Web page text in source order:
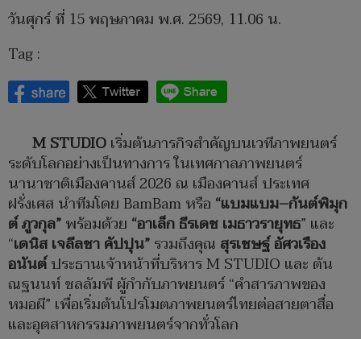
วันศุกร์ ที่ 15 พฤษภาคม พ.ศ. 2569, 11.06 น.
Tag :
M STUDIOเริ่มต้นภารกิจสำคัญบนเวทีภาพยนตร์
ระดับโลกอย่างเป็นทางการ ในเทศกาลภาพยนตร์
นานาชาติเมืองคานส์ 2026 ณ เมืองคานส์ ประเทศ
ฝรั่งเศส นำทีมโดย BamBam หรือ “แบมแบม–กันต์พิมุก
ต์ ภูวกุล”พร้อมด้วย “อาเล็ก ธีรเดช เมธาวรายุทธ” และ
“เดนิส เจลีลชา คัปปุน”รวมถึงคุณ สุรเชษฐ์ อัศวเรือง
อนันต์ประธานเจ้าหน้าที่บริหาร M STUDIO และ ต้น
ณฐนนท์ ชลลัมพี ผู้กำกับภาพยนตร์ “คำสารภาพของ
หมอผี” เพื่อเริ่มต้นโปรโมตภาพยนตร์ไทยต่อสายตาสื่อ
และอุตสาหกรรมภาพยนตร์จากทั่วโลก